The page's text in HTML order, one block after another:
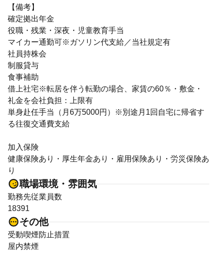
【備考】
確定拠出年金
役職・残業・深夜・児童教育手当
マイカー通勤可※ガソリン代支給／当社規定有
社員持株会
制服貸与
食事補助
借上社宅※転居を伴う転勤の場合、家賃の60％・敷金・
礼金を会社負担：上限有
単身赴任手当（月6万5000円）※別途月1回自宅に帰省す
る往復交通費支給
加入保険
健康保険あり・厚生年金あり・雇用保険あり・労災保険あ
り
職場環境・雰囲気
勤務先従業員数
18391
その他
受動喫煙防止措置
屋内禁煙